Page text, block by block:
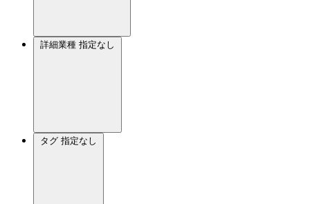
詳細業種 指定なし
タグ 指定なし